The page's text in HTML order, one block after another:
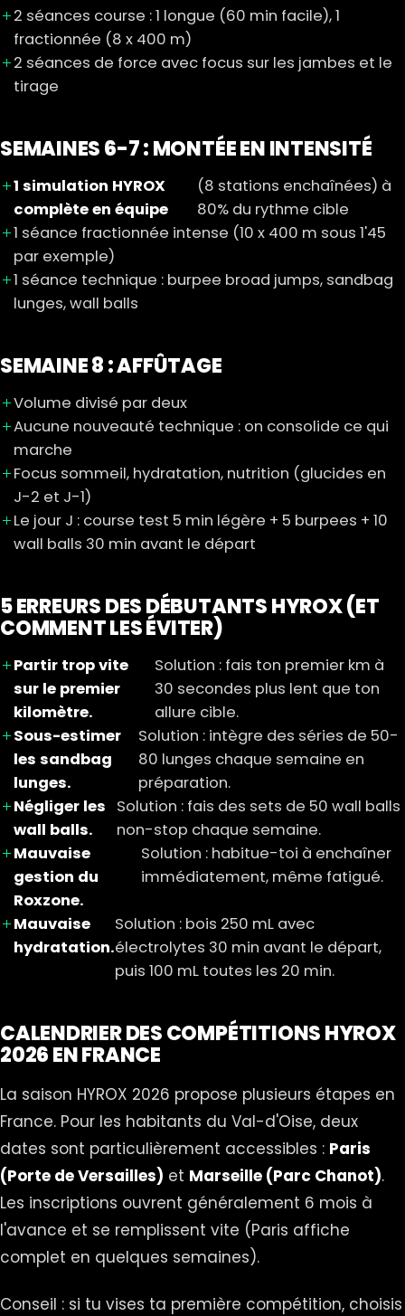
2 séances course : 1 longue (60 min facile), 1
fractionnée (8 x 400 m)
2 séances de force avec focus sur les jambes et le
tirage
SEMAINES 6-7 : MONTÉE EN INTENSITÉ
1 simulation HYROX
complète en équipe
(8 stations enchaînées) à
80% du rythme cible
1 séance fractionnée intense (10 x 400 m sous 1'45
par exemple)
1 séance technique : burpee broad jumps, sandbag
lunges, wall balls
SEMAINE 8 : AFFÛTAGE
Volume divisé par deux
Aucune nouveauté technique : on consolide ce qui
marche
Focus sommeil, hydratation, nutrition (glucides en
J-2 et J-1)
Le jour J : course test 5 min légère + 5 burpees + 10
wall balls 30 min avant le départ
5 ERREURS DES DÉBUTANTS HYROX (ET
COMMENT LES ÉVITER)
Partir trop vite
sur le premier
kilomètre.
Solution : fais ton premier km à
30 secondes plus lent que ton
allure cible.
Sous-estimer
les sandbag
lunges.
Solution : intègre des séries de 50-
80 lunges chaque semaine en
préparation.
Négliger les
wall balls.
Solution : fais des sets de 50 wall balls
non-stop chaque semaine.
Mauvaise
gestion du
Roxzone.
Solution : habitue-toi à enchaîner
immédiatement, même fatigué.
Mauvaise
hydratation.
Solution : bois 250 mL avec
électrolytes 30 min avant le départ,
puis 100 mL toutes les 20 min.
CALENDRIER DES COMPÉTITIONS HYROX
2026 EN FRANCE
La saison HYROX 2026 propose plusieurs étapes en
France. Pour les habitants du Val-d'Oise, deux
dates sont particulièrement accessibles : Paris
(Porte de Versailles) et Marseille (Parc Chanot).
Les inscriptions ouvrent généralement 6 mois à
l'avance et se remplissent vite (Paris affiche
complet en quelques semaines).
Conseil : si tu vises ta première compétition, choisis